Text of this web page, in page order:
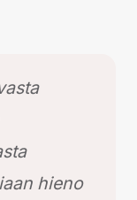
hieno